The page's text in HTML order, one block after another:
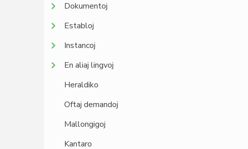
Dokumentoj
Establoj
Instancoj
En aliaj lingvoj
Heraldiko
Oftaj demandoj
Mallongigoj
Kantaro